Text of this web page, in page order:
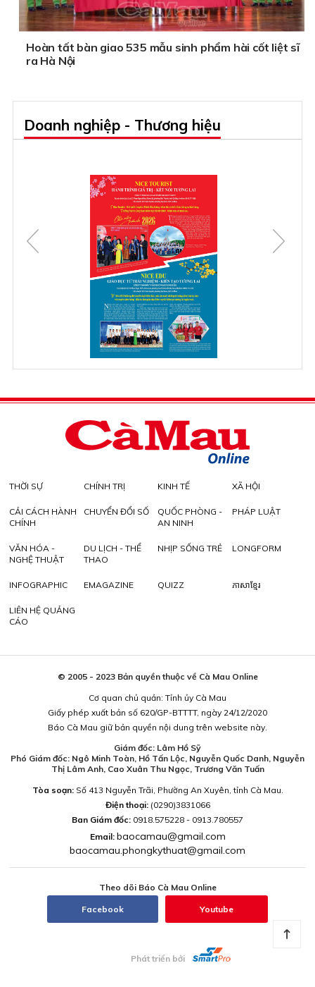
Hoàn tất bàn giao 535 mẫu sinh phẩm hài cốt liệt sĩ
ra Hà Nội
Doanh nghiệp - Thương hiệu
THỜI SỰ CHÍNH TRỊ KINH TẾ XÃ HỘI
CẢI CÁCH HÀNH
CHÍNH
CHUYỂN ĐỔI SỐ
QUỐC PHÒNG -
AN NINH
PHÁP LUẬT
VĂN HÓA -
NGHỆ THUẬT
DU LỊCH - THỂ
THAO
NHỊP SỐNG TRẺ LONGFORM
INFOGRAPHIC EMAGAZINE QUIZZ ភាសាខ្មែរ
LIÊN HỆ QUẢNG
CÁO
© 2005 - 2023 Bản quyền thuộc về Cà Mau Online
Cơ quan chủ quản: Tỉnh ủy Cà Mau
Giấy phép xuất bản số 620/GP-BTTTT, ngày 24/12/2020
Báo Cà Mau giữ bản quyền nội dung trên website này.
Giám đốc: Lâm Hồ Sỹ
Phó Giám đốc: Ngô Minh Toàn, Hồ Tấn Lộc, Nguyễn Quốc Danh, Nguyễn
Thị Lâm Anh, Cao Xuân Thu Ngọc, Trương Văn Tuấn
Tòa soạn:Số 413 Nguyễn Trãi, Phường An Xuyên, tỉnh Cà Mau.
Điện thoại: (0290)3831066
Ban Giám đốc: 0918.575228 - 0913.780557
Email: baocamau@gmail.com
baocamau.phongkythuat@gmail.com
Theo dõi Báo Cà Mau Online
Facebook Youtube
Phát triển bởi